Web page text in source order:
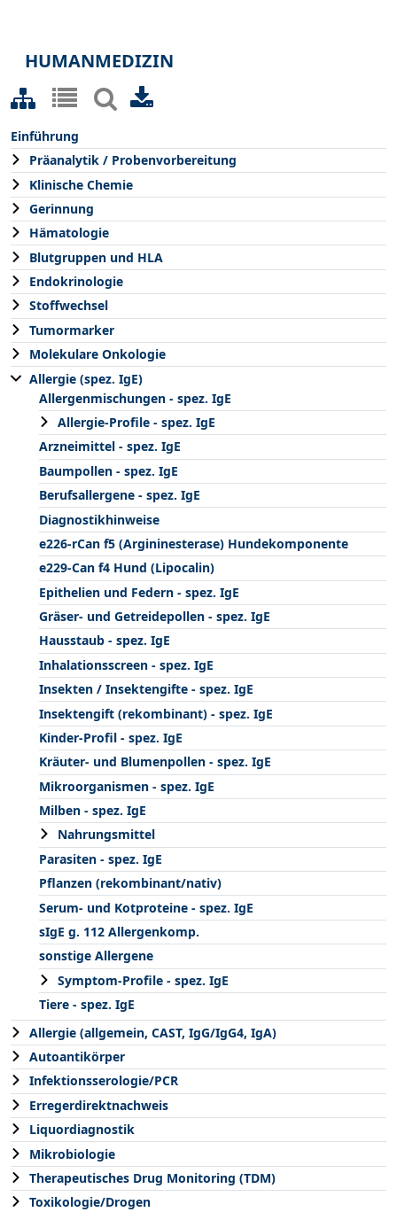
HUMANMEDIZIN
Einführung
Präanalytik / Probenvorbereitung
Klinische Chemie
Gerinnung
Hämatologie
Blutgruppen und HLA
Endokrinologie
Stoffwechsel
Tumormarker
Molekulare Onkologie
Allergie (spez. IgE)
Allergenmischungen - spez. IgE
Allergie-Profile - spez. IgE
Arzneimittel - spez. IgE
Baumpollen - spez. IgE
Berufsallergene - spez. IgE
Diagnostikhinweise
e226-rCan f5 (Argininesterase) Hundekomponente
e229-Can f4 Hund (Lipocalin)
Epithelien und Federn - spez. IgE
Gräser- und Getreidepollen - spez. IgE
Hausstaub - spez. IgE
Inhalationsscreen - spez. IgE
Insekten / Insektengifte - spez. IgE
Insektengift (rekombinant) - spez. IgE
Kinder-Profil - spez. IgE
Kräuter- und Blumenpollen - spez. IgE
Mikroorganismen - spez. IgE
Milben - spez. IgE
Nahrungsmittel
Parasiten - spez. IgE
Pflanzen (rekombinant/nativ)
Serum- und Kotproteine - spez. IgE
sIgE g. 112 Allergenkomp.
sonstige Allergene
Symptom-Profile - spez. IgE
Tiere - spez. IgE
Allergie (allgemein, CAST, IgG/IgG4, IgA)
Autoantikörper
Infektionsserologie/PCR
Erregerdirektnachweis
Liquordiagnostik
Mikrobiologie
Therapeutisches Drug Monitoring (TDM)
Toxikologie/Drogen